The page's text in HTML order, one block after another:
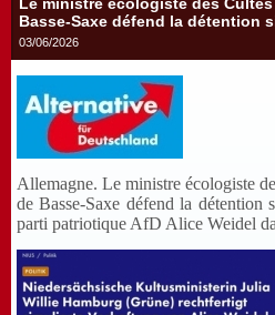
Basse-Saxe défend la détention
03/06/2026
Allemagne. Le ministre écologiste
de Basse-Saxe défend la détention
parti patriotique AfD Alice Weidel